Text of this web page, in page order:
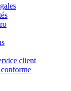
client